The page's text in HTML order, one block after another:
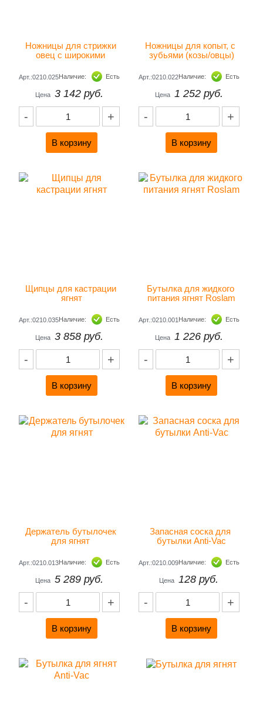
Ножницы для стрижки
овец с широкими
Арт.:0210.025Наличие: Есть
Цена 3 142 руб.
- +
Ножницы для копыт, с
зубьями (козы/овцы)
Арт.:0210.022Наличие: Есть
Цена 1 252 руб.
- +
Щипцы для кастрации
ягнят
Арт.:0210.035Наличие: Есть
Цена 3 858 руб.
- +
Бутылка для жидкого
питания ягнят Roslam
Арт.:0210.001 Наличие: Есть
Цена 1 226 руб.
- +
Держатель бутылочек
для ягнят
Арт.:0210.013Наличие: Есть
Цена 5 289 руб.
- +
Запасная соска для
бутылки Anti-Vac
Арт.:0210.009Наличие: Есть
Цена 128 руб.
- +